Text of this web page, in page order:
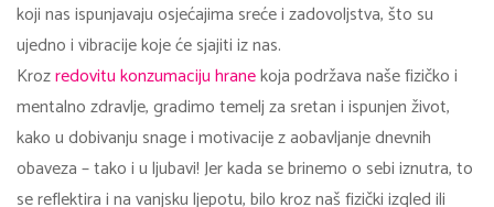
koji nas ispunjavaju osjećajima sreće i zadovoljstva, što su
ujedno i vibracije koje će sjajiti iz nas.
Krozredovitu konzumaciju hranekoja podržava naše fizičko i
mentalno zdravlje, gradimo temelj za sretan i ispunjen život,
kako u dobivanju snage i motivacije z aobavljanje dnevnih
obaveza – tako i u ljubavi! Jer kada se brinemo o sebi iznutra, to
se reflektira i na vanjsku ljepotu, bilo kroz naš fizički izgled ili